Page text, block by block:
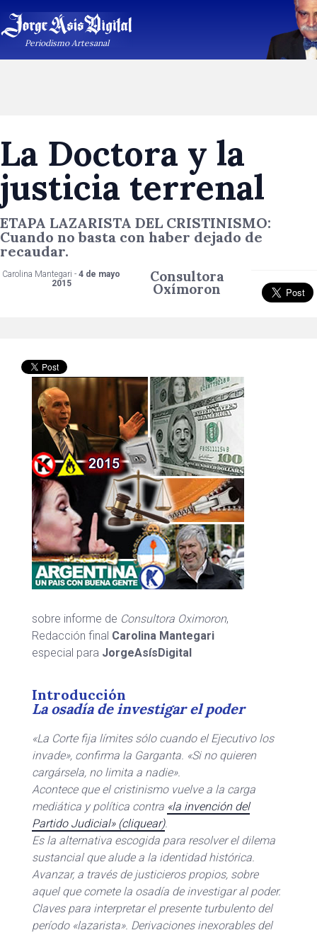
Periodismo Artesanal
La Doctora y la
justicia terrenal
ETAPA LAZARISTA DEL CRISTINISMO:
Cuando no basta con haber dejado de
recaudar.
Carolina Mantegari - 4 de mayo
2015
Consultora
Oxímoron
sobre informe de Consultora Oximoron,
Redacción final Carolina Mantegari
especial para JorgeAsísDigital
Introducción
La osadía de investigar el poder
«La Corte fija límites sólo cuando el Ejecutivo los
invade», confirma la Garganta. «Si no quieren
cargársela, no limita a nadie».
Acontece que el cristinismo vuelve a la carga
mediática y política contra «la invención del
Partido Judicial» (cliquear).
Es la alternativa escogida para resolver el dilema
sustancial que alude a la identidad histórica.
Avanzar, a través de justicieros propios, sobre
aquel que comete la osadía de investigar al poder.
Claves para interpretar el presente turbulento del
período «lazarista». Derivaciones inexorables del